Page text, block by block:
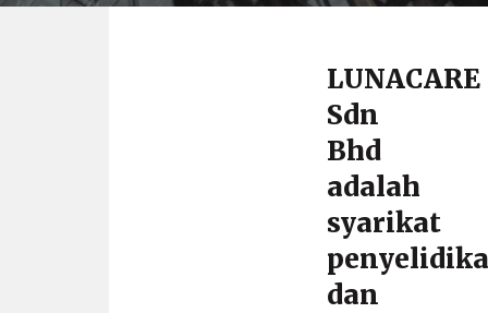
LUNACARE
Sdn
Bhd
adalah
syarikat
dan